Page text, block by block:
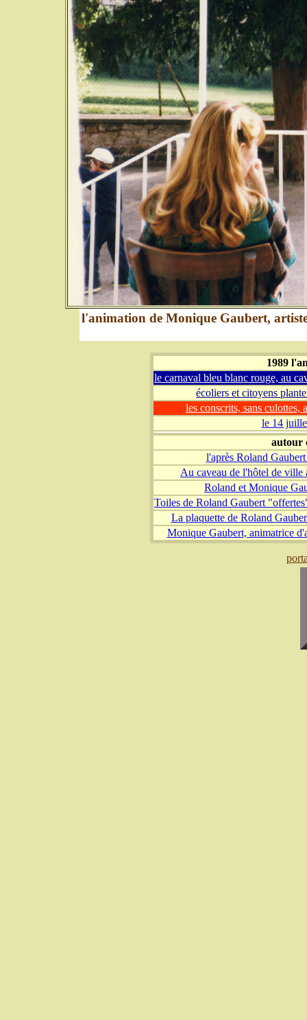
l'animation de Monique Gaubert,
1989
le carnaval bleu blanc rouge, au
écoliers et citoyens
les conscrits, sans
le 14
autour
l'après Roland
Au caveau de l'hôtel de
Roland et Monique
Toiles de Roland Gaubert
La plaquette de Roland
Monique Gaubert, animatrice